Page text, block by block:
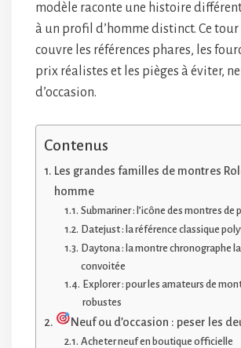
modèle raconte une histoire
à un profil d’homme distinct. Ce tour
couvre les références phares, les
prix réalistes et les pièges à éviter,
d’occasion.
Contenus
Les grandes familles de montres
homme
Submariner : l’icône des montres de
Datejust : la référence classique
Daytona : la montre chronographe
convoitée
Explorer : pour les amateurs de
robustes
Neuf ou d’occasion : peser les
Acheter neuf en boutique officielle